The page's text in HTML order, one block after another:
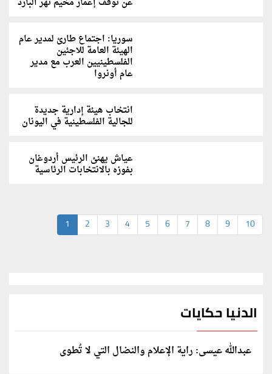
سوريا: اجتماع طارئ لمدير عام
الهيئة العامة للاجئين
الفلسطينيين العرب مع مدير
عام أونروا
انتخاب هيئة إدارية جديدة
للجالية الفلسطينية في اليونان
عياش يهنئ الرئيس أردوغان
بفوزه بالانتخابات الرئاسية
1 2 3 4 5 6 7 8 9 10
الدنيا حكايات
عبدالله عيسى: راية الإعلام والنضال التي لا تُطوى